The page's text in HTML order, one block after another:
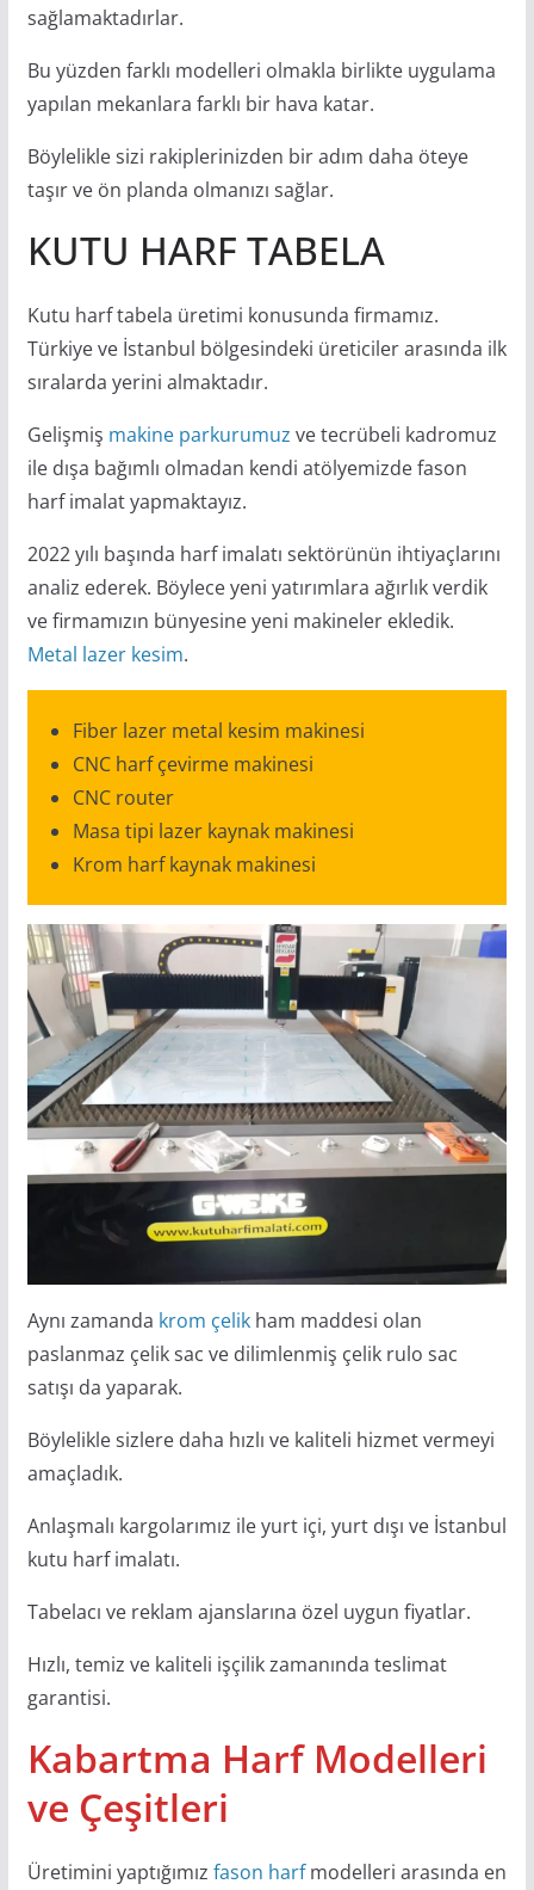
sağlamaktadırlar.
Bu yüzden farklı modelleri olmakla birlikte uygulama
yapılan mekanlara farklı bir hava katar.
Böylelikle sizi rakiplerinizden bir adım daha öteye
taşır ve ön planda olmanızı sağlar.
KUTU HARF TABELA
Kutu harf tabela üretimi konusunda firmamız.
Türkiye ve İstanbul bölgesindeki üreticiler arasında ilk
sıralarda yerini almaktadır.
Gelişmiş makine parkurumuz ve tecrübeli kadromuz
ile dışa bağımlı olmadan kendi atölyemizde fason
harf imalat yapmaktayız.
2022 yılı başında harf imalatı sektörünün ihtiyaçlarını
analiz ederek. Böylece yeni yatırımlara ağırlık verdik
ve firmamızın bünyesine yeni makineler ekledik.
Metal lazer kesim.
Fiber lazer metal kesim makinesi
CNC harf çevirme makinesi
CNC router
Masa tipi lazer kaynak makinesi
Krom harf kaynak makinesi
Aynı zamanda krom çelik ham maddesi olan
paslanmaz çelik sac ve dilimlenmiş çelik rulo sac
satışı da yaparak.
Böylelikle sizlere daha hızlı ve kaliteli hizmet vermeyi
amaçladık.
Anlaşmalı kargolarımız ile yurt içi, yurt dışı ve İstanbul
kutu harf imalatı.
Tabelacı ve reklam ajanslarına özel uygun fiyatlar.
Hızlı, temiz ve kaliteli işçilik zamanında teslimat
garantisi.
Kabartma Harf Modelleri
ve Çeşitleri
Üretimini yaptığımız fason harfmodelleri arasında en